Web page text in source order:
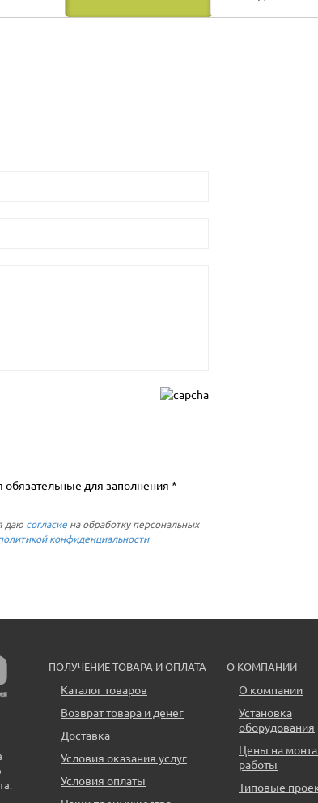
обязательные для заполнения *
даю согласие на обработку персональных
конфиденциальности
ПОЛУЧЕНИЕ ТОВАРА И ОПЛАТА
Каталог товаров
Возврат товара и денег
Доставка
Условия оказания услуг
Условия оплаты
О КОМПАНИИ
О компании
Установка
оборудования
Цены на
работы
Типовые